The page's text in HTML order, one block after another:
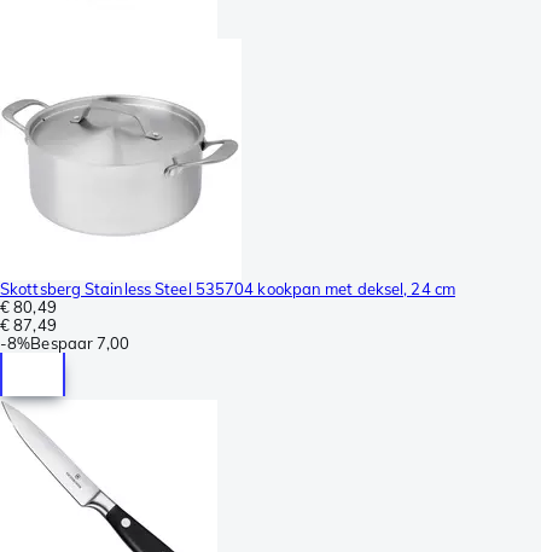
Skottsberg Stainless Steel 535704 kookpan met deksel, 24 cm
€ 80,49
€ 87,49
-8%Bespaar7,00